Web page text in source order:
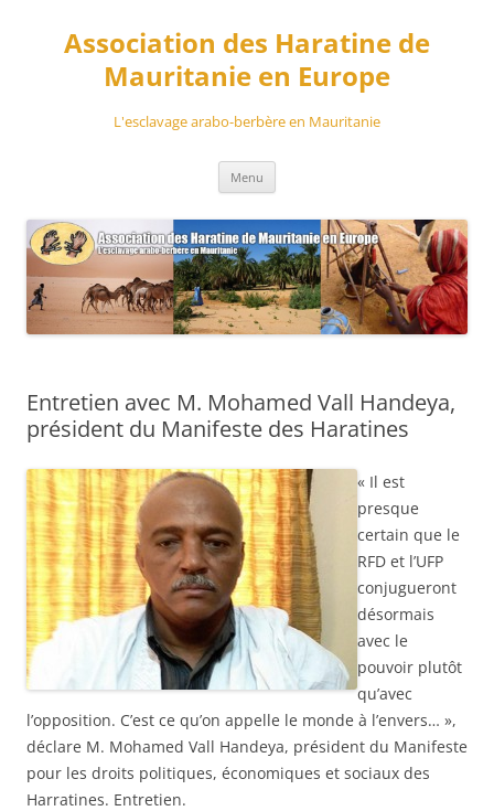
contenuAssociation des Haratine de
Mauritanie en Europe
L'esclavage arabo-berbère en Mauritanie
Menu
Entretien avec M. Mohamed Vall Handeya,
président du Manifeste des Haratines
« Il est
presque
certain que le
RFD et l’UFP
conjugueront
désormais
avec le
pouvoir plutôt
qu’avec
l’opposition. C’est ce qu’on appelle le monde à l’envers… »,
déclare M. Mohamed Vall Handeya, président du Manifeste
pour les droits politiques, économiques et sociaux des
Harratines. Entretien.